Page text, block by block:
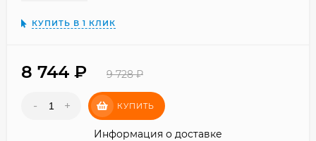
КУПИТЬ В 1 КЛИК
8 744 9 728
- + КУПИТЬ
Информация о доставке